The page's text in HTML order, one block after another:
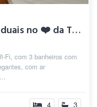
Excelentes Quartos Individuais no ❤️ da Tijuca
Fi, com 3 banheiros com
com ar
4 3